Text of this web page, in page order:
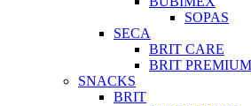
SOPAS
SECA
BRIT CARE
BRIT PREMIUM
SNACKS
BRIT